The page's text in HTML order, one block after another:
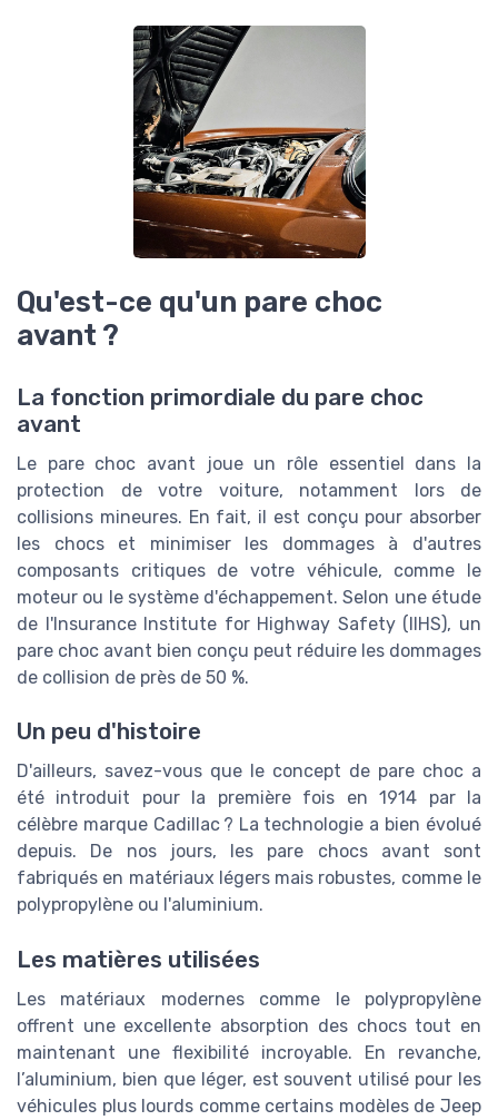
Qu'est-ce qu'un pare choc
avant ?
La fonction primordiale du pare choc
avant
Le pare choc avant joue un rôle essentiel dans la
protection de votre voiture, notamment lors de
collisions mineures. En fait, il est conçu pour absorber
les chocs et minimiser les dommages à d'autres
composants critiques de votre véhicule, comme le
moteur ou le système d'échappement. Selon une étude
de l'Insurance Institute for Highway Safety (IIHS), un
pare choc avant bien conçu peut réduire les dommages
de collision de près de 50 %.
Un peu d'histoire
D'ailleurs, savez-vous que le concept de pare choc a
été introduit pour la première fois en 1914 par la
célèbre marque Cadillac ? La technologie a bien évolué
depuis. De nos jours, les pare chocs avant sont
fabriqués en matériaux légers mais robustes, comme le
polypropylène ou l'aluminium.
Les matières utilisées
Les matériaux modernes comme le polypropylène
offrent une excellente absorption des chocs tout en
maintenant une flexibilité incroyable. En revanche,
l’aluminium, bien que léger, est souvent utilisé pour les
véhicules plus lourds comme certains modèles de Jeep